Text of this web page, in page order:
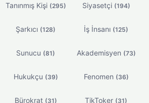
Tanınmış Kişi (295) Siyasetçi (194)
Şarkıcı (128) İş İnsanı (125)
Sunucu (81) Akademisyen (73)
Hukukçu (39) Fenomen (36)
Bürokrat (31) TikToker (31)